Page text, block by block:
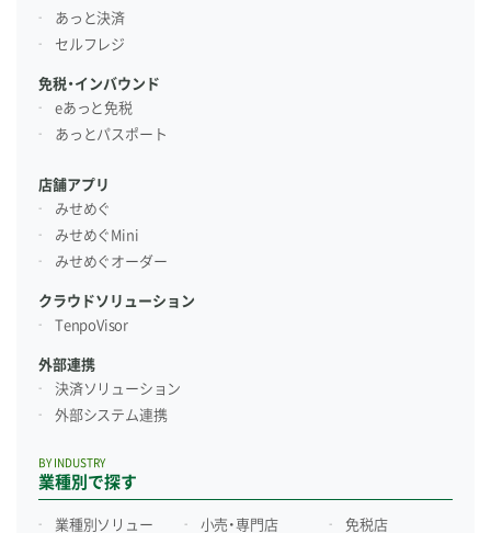
あっと決済
セルフレジ
免税・インバウンド
eあっと免税
あっとパスポート
店舗アプリ
みせめぐ
みせめぐMini
みせめぐオーダー
クラウドソリューション
TenpoVisor
外部連携
決済ソリューション
外部システム連携
業種別で探す
BY INDUSTRY
業種別ソリュー
小売・専門店
免税店